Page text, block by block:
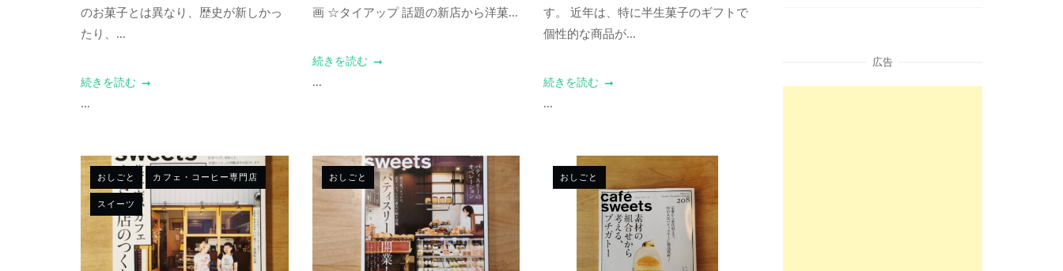
のお菓子とは異なり、歴史が新しかっ
たり、...
続きを読む
...
画 ☆タイアップ 話題の新店から洋菓...
続きを読む
...
す。 近年は、特に半生菓子のギフトで
個性的な商品が...
続きを読む
...
おしごと カフェ・コーヒー専門店
スイーツ
おしごと おしごと
広告